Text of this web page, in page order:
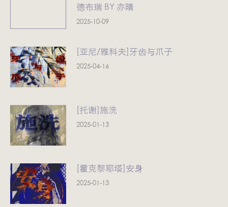
德布瑞 BY 亦晴
2025-10-09
[亚尼/雅科夫]牙齿与爪子
2025-04-16
[托谢]施洗
2025-01-13
[霍克黎耶塔]安身
2025-01-13